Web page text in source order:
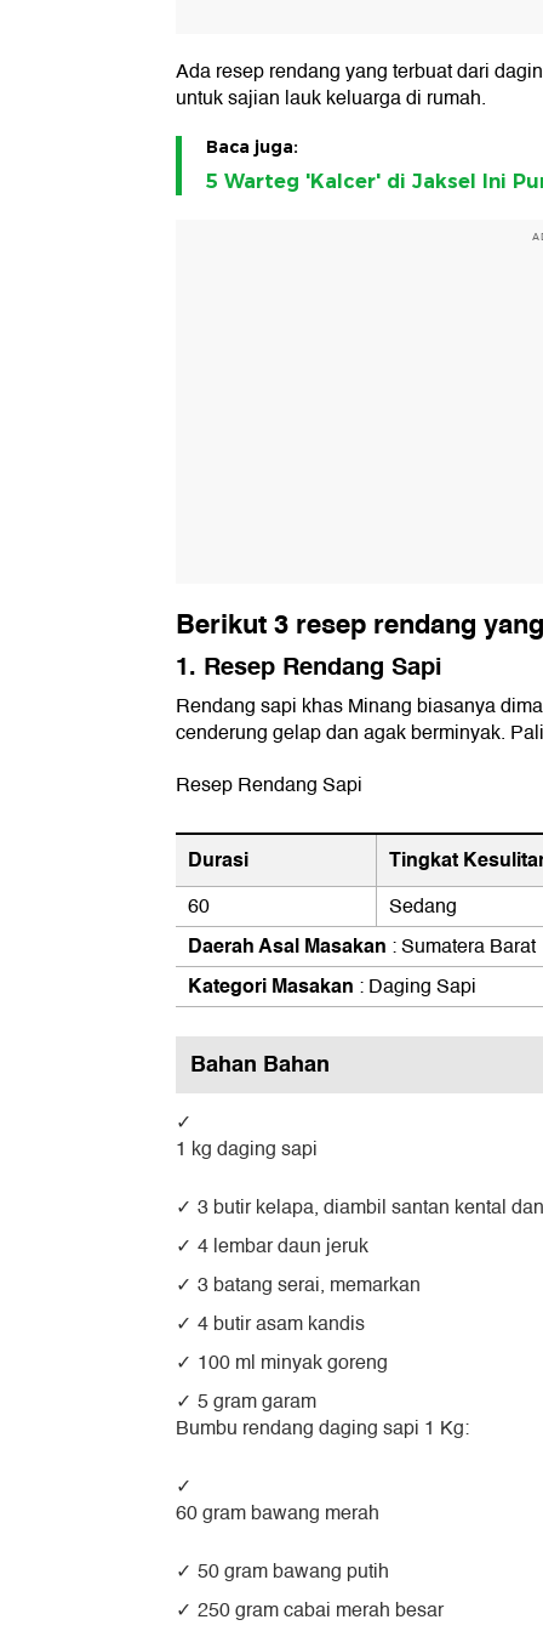
Ada resep rendang yang terbuat dari
untuk sajian lauk keluarga di rumah.
Baca juga:
5 Warteg 'Kalcer' di Jaksel Ini
Berikut 3 resep rendang
1. Resep Rendang Sapi
Rendang sapi khas Minang biasanya
cenderung gelap dan agak berminyak.
Resep Rendang Sapi
Durasi Tingkat
60 Sedang
Daerah Asal Masakan : Sumatera Barat
Kategori Masakan : Daging Sapi
Bahan Bahan
1 kg daging sapi
3 butir kelapa, diambil santan kental
4 lembar daun jeruk
3 batang serai, memarkan
4 butir asam kandis
100 ml minyak goreng
5 gram garam
Bumbu rendang daging sapi 1 Kg:
60 gram bawang merah
50 gram bawang putih
250 gram cabai merah besar